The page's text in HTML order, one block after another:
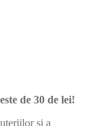
de 30 de lei!
și a